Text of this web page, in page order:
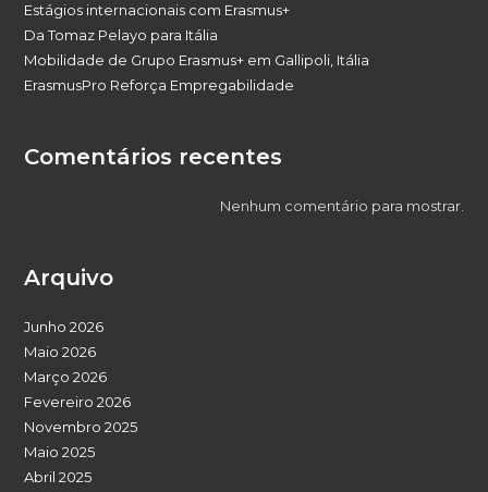
Estágios internacionais com Erasmus+
Da Tomaz Pelayo para Itália
Mobilidade de Grupo Erasmus+ em Gallipoli, Itália
ErasmusPro Reforça Empregabilidade
Comentários recentes
Nenhum comentário para mostrar.
Arquivo
Junho 2026
Maio 2026
Março 2026
Fevereiro 2026
Novembro 2025
Maio 2025
Abril 2025